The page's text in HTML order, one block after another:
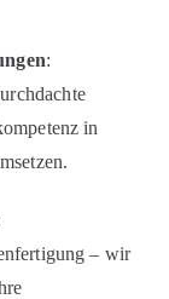
:
in
– wir